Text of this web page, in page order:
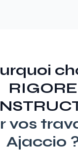
RIGORE
vos
Ajaccio